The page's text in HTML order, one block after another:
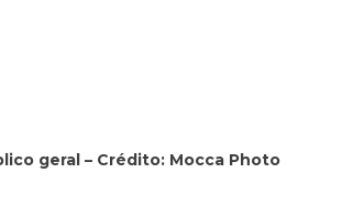
geral – Crédito: Mocca Photo